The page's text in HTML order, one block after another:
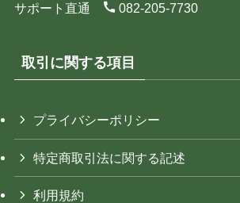
サポート直通 082-205-7730
取引に関する項目
プライバシーポリシー
特定商取引法に関する記述
利用規約